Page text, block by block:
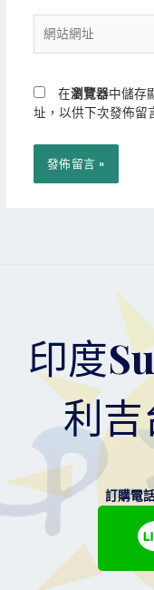
地
站
在瀏覽器中儲存
址，以供下次發佈留
印度
利
訂購電